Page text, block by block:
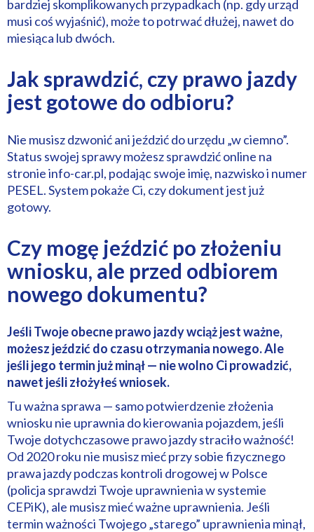
bardziej skomplikowanych przypadkach (np. gdy urząd
musi coś wyjaśnić), może to potrwać dłużej, nawet do
miesiąca lub dwóch.
Jak sprawdzić, czy prawo jazdy
jest gotowe do odbioru?
Nie musisz dzwonić ani jeździć do urzędu „w ciemno”.
Status swojej sprawy możesz sprawdzić online na
stronie info-car.pl, podając swoje imię, nazwisko i numer
PESEL. System pokaże Ci, czy dokument jest już
gotowy.
Czy mogę jeździć po złożeniu
wniosku, ale przed odbiorem
nowego dokumentu?
Jeśli Twoje obecne prawo jazdy wciąż jest ważne,
możesz jeździć do czasu otrzymania nowego. Ale
jeśli jego termin już minął — nie wolno Ci prowadzić,
nawet jeśli złożyłeś wniosek.
Tu ważna sprawa — samo potwierdzenie złożenia
wniosku nie uprawnia do kierowania pojazdem, jeśli
Twoje dotychczasowe prawo jazdy straciło ważność!
Od 2020 roku nie musisz mieć przy sobie fizycznego
prawa jazdy podczas kontroli drogowej w Polsce
(policja sprawdzi Twoje uprawnienia w systemie
CEPiK), ale musisz mieć ważne uprawnienia. Jeśli
termin ważności Twojego „starego” uprawnienia minął,